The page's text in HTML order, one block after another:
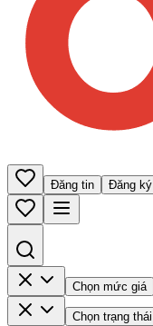
Đăng tin Đăng ký
Chọn mức giá
Chọn trạng thái